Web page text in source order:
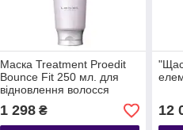
Маска Treatment Proedit
Bounce Fit 250 мл. для
відновлення волосся
1 298₴ 12